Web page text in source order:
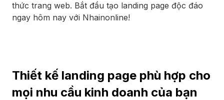
thức trang web. Bắt đầu tạo landing page độc đáo
ngay hôm nay với Nhainonline!
Thiết kế landing page phù hợp cho
mọi nhu cầu kinh doanh của bạn